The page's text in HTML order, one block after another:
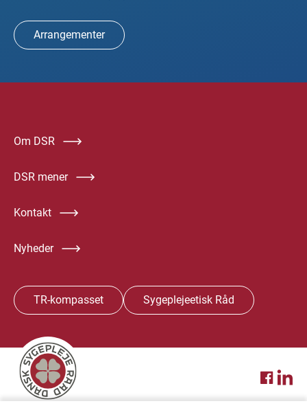
Arrangementer
Om DSR
DSR mener
Kontakt
Nyheder
TR-kompasset Sygeplejeetisk Råd